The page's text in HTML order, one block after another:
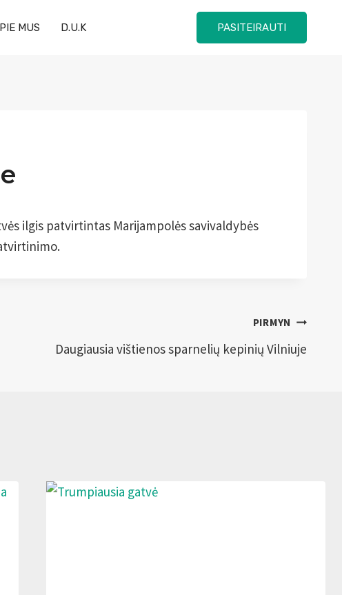
MUS D.U.K PASITEIRAUTI
ilgis patvirtintas Marijampolės savivaldybės
PIRMYN
Daugiausia vištienos sparnelių kepinių Vilniuje